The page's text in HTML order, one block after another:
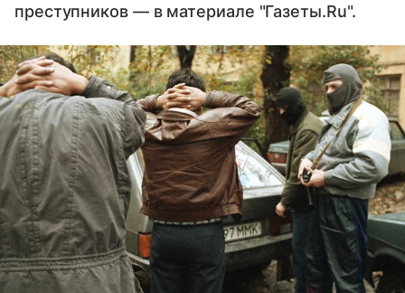
преступников — в материале "Газеты.Ru".